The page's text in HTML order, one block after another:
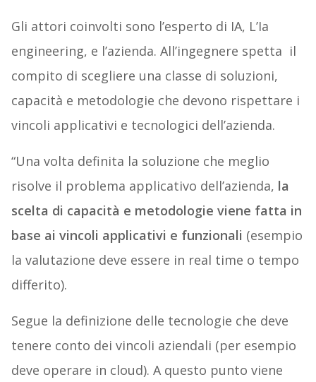
Gli attori coinvolti sono l’esperto di IA, L’Ia
engineering, e l’azienda. All’ingegnere spetta il
compito di scegliere una classe di soluzioni,
capacità e metodologie che devono rispettare i
vincoli applicativi e tecnologici dell’azienda.
“Una volta definita la soluzione che meglio
risolve il problema applicativo dell’azienda, la
scelta di capacità e metodologie viene fatta in
base ai vincoli applicativi e funzionali (esempio
la valutazione deve essere in real time o tempo
differito).
Segue la definizione delle tecnologie che deve
tenere conto dei vincoli aziendali (per esempio
deve operare in cloud). A questo punto viene